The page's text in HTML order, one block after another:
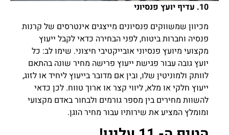
10. עדיף יועץ פנסיוני
מכיוון שמשווקים פנסיונים מייצגים אינטרסים של קרנות
פנסיה וחברות ביטוח, לפני הבחירה כדאי לקבל ייעוץ
מקצועי מיועץ פנסיוני אובייקטיבי חיצוני. שימו לב: כל
יועץ גובה עבור פגישת ייעוץ פרישה מחיר שונה בהתאם
לוותק ולמוניטין שלו, ובין אם מדובר בייעוץ ליחיד או לזוג,
ייעוץ חלקי או מלא, ליווי קצר או ארוך טווח. לכן כדאי
להשוות מחירים בין מספר גורמים ולבחור באדם מקצועי
ומומלץ המציע את שירותיו עבור מחיר הוגן.